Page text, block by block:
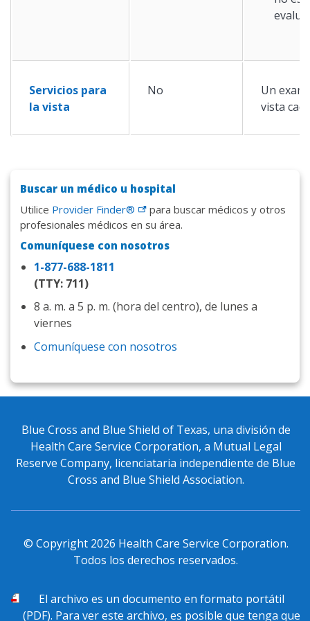
Servicios para
la vista
No
Un
vista
Buscar un médico u hospital
Utilice Provider Finder®
para buscar médicos y otros
profesionales médicos en su área.
Comuníquese con nosotros
1-877-688-1811
(TTY: 711)
8 a. m. a 5 p. m. (hora del centro), de lunes a
viernes
Comuníquese con nosotros
Blue Cross and Blue Shield of Texas, una división de
Health Care Service Corporation, a Mutual Legal
Reserve Company, licenciataria independiente de Blue
Cross and Blue Shield Association.
© Copyright 2026 Health Care Service Corporation.
Todos los derechos reservados.
El archivoPDF
es un documento en formato portátil
(PDF). Para ver este archivo, es posible que tenga que